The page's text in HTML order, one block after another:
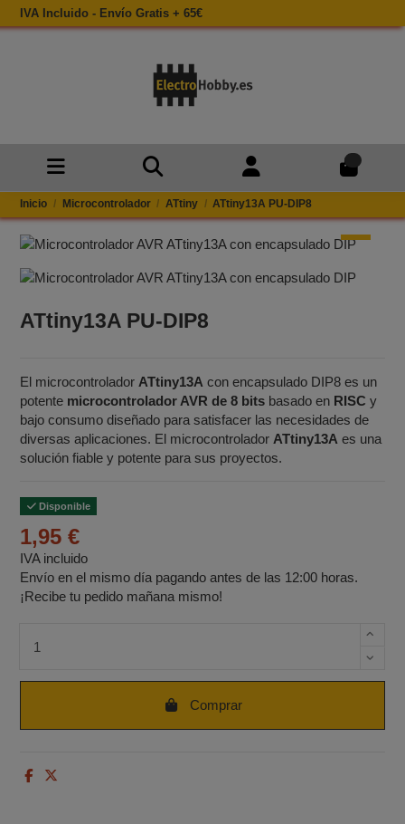
IVA Incluido - Envío Gratis + 65€
Inicio Microcontrolador ATtiny ATtiny13A PU-DIP8
ATtiny13A PU-DIP8
El microcontrolador ATtiny13A con encapsulado DIP8 es un
potente microcontrolador AVR de 8 bits basado en RISC y
bajo consumo diseñado para satisfacer las necesidades de
diversas aplicaciones. El microcontrolador ATtiny13A es una
solución fiable y potente para sus proyectos.
Disponible
1,95 €
IVA incluido
Envío en el mismo día pagando antes de las 12:00 horas.
¡Recibe tu pedido mañana mismo!
Comprar